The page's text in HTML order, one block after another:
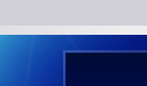
Frankfurt; UEFA Champions League